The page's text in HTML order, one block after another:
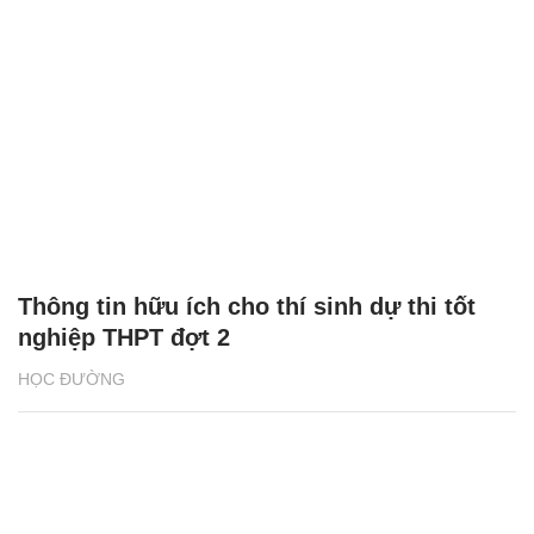
HỌC ĐƯỜNG
Thông tin hữu ích cho thí sinh dự thi tốt
nghiệp THPT đợt 2